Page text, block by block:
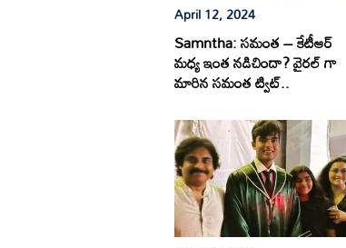
April 12, 2024
Samntha: సమంత – కేటీఆర్
మధ్య ఇంత నడిచిందా? వైరల్ గా
మారిన సమంత ట్విట్..